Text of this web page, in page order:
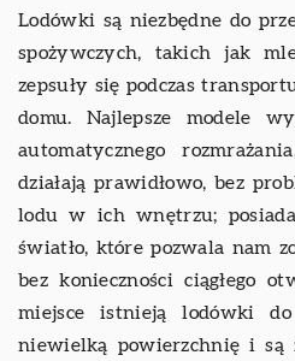
Lodówki są niezbędne do
spożywczych, takich jak
zepsuły się podczas
domu. Najlepsze modele
automatycznego
działają prawidłowo, bez
lodu w ich wnętrzu;
światło, które pozwala nam
bez konieczności ciągłego
miejsce istnieją lodówki
niewielką powierzchnię i są